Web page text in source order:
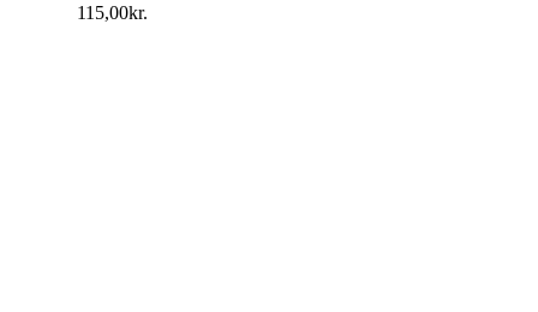
115,00kr.